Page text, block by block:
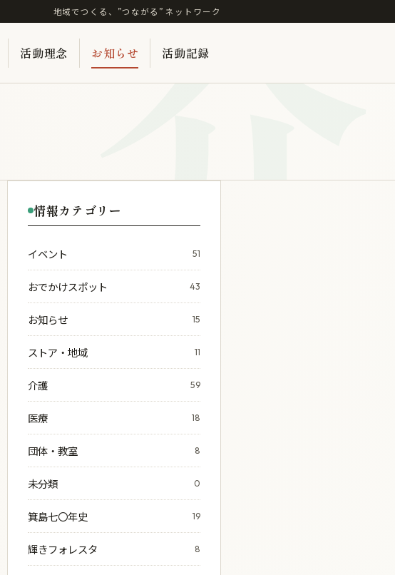
地域でつくる、”つながる” ネットワーク
活動理念 お知らせ 活動記録
介
情報カテゴリー
イベント 51
おでかけスポット 43
お知らせ 15
ストア・地域 11
介護 59
医療 18
団体・教室 8
未分類 0
箕島七〇年史 19
輝きフォレスタ 8